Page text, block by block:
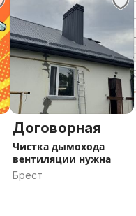
Договорная
Чистка дымохода
вентиляции нужна
Брест